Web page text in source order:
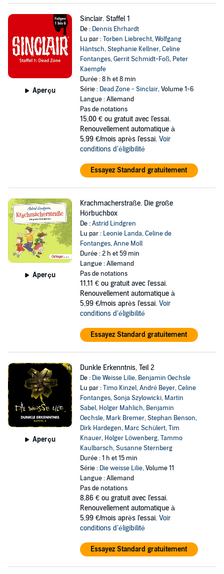
Aperçu
Sinclair. Staffel 1
De : Dennis Ehrhardt
Lu par :Torben Liebrecht,Wolfgang
Häntsch,Stephanie Kellner,Celine
Fontanges,Gerrit Schmidt-Foß, Peter
Kaempfe
Durée : 8 h et 8 min
Série : Dead Zone - Sinclair, Volume 1-6
Langue : Allemand
Pas de notations
15,00 € ou gratuit avec l'essai.
Renouvellement automatique à
5,99 €/mois après l'essai. Voir
conditions d'éligibilité
Essayez Standard gratuitement
Aperçu
Krachmacherstraße. Die große
Hörbuchbox
De :Astrid Lindgren
Lu par : Leonie Landa,Celine de
Fontanges,Anne Moll
Durée : 2 h et 59 min
Langue : Allemand
Pas de notations
11,11 € ou gratuit avec l'essai.
Renouvellement automatique à
5,99 €/mois après l'essai. Voir
conditions d'éligibilité
Essayez Standard gratuitement
Aperçu
Dunkle Erkenntnis, Teil 2
De : Die Weisse Lilie, Benjamin Oechsle
Lu par :Timo Kinzel,André Beyer,Celine
Fontanges,Sonja Szylowicki, Martin
Sabel, Holger Mahlich, Benjamin
Oechsle, Mark Bremer,Stephan Benson,
Dirk Hardegen, Marc Schülert,Tim
Knauer, Holger Löwenberg,Tammo
Kaulbarsch,Susanne Sternberg
Durée : 1 h et 15 min
Série : Die weisse Lilie, Volume 11
Langue : Allemand
Pas de notations
8,86 € ou gratuit avec l'essai.
Renouvellement automatique à
5,99 €/mois après l'essai. Voir
conditions d'éligibilité
Essayez Standard gratuitement